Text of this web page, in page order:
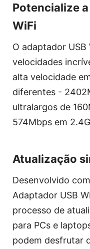
Potencialize
WiFi
O adaptador
velocidades
alta velocidade
diferentes -
ultralargos de
574Mbps em
Atualização
Desenvolvido
Adaptador USB
processo de
para PCs e
podem desfrutar